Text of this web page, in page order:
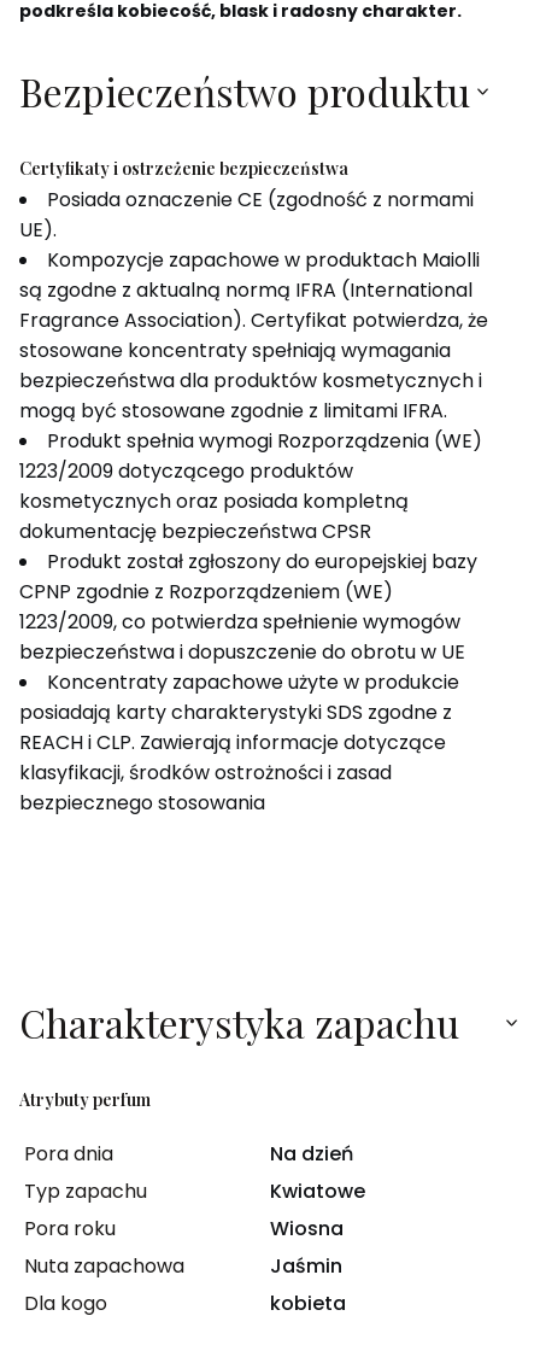
podkreśla kobiecość, blask i radosny charakter.
Bezpieczeństwo produktu
Certyfikaty i ostrzeżenie bezpieczeństwa
Posiada oznaczenie CE (zgodność z normami
UE).
Kompozycje zapachowe w produktach Maiolli
są zgodne z aktualną normą IFRA (International
Fragrance Association). Certyfikat potwierdza, że
stosowane koncentraty spełniają wymagania
bezpieczeństwa dla produktów kosmetycznych i
mogą być stosowane zgodnie z limitami IFRA.
Produkt spełnia wymogi Rozporządzenia (WE)
1223/2009 dotyczącego produktów
kosmetycznych oraz posiada kompletną
dokumentację bezpieczeństwa CPSR
Produkt został zgłoszony do europejskiej bazy
CPNP zgodnie z Rozporządzeniem (WE)
1223/2009, co potwierdza spełnienie wymogów
bezpieczeństwa i dopuszczenie do obrotu w UE
Koncentraty zapachowe użyte w produkcie
posiadają karty charakterystyki SDS zgodne z
REACH i CLP. Zawierają informacje dotyczące
klasyfikacji, środków ostrożności i zasad
bezpiecznego stosowania
Charakterystyka zapachu
Atrybuty perfum
Pora dnia
Na dzień
Typ zapachu
Kwiatowe
Pora roku
Wiosna
Nuta zapachowa
Jaśmin
Dla kogo
kobieta